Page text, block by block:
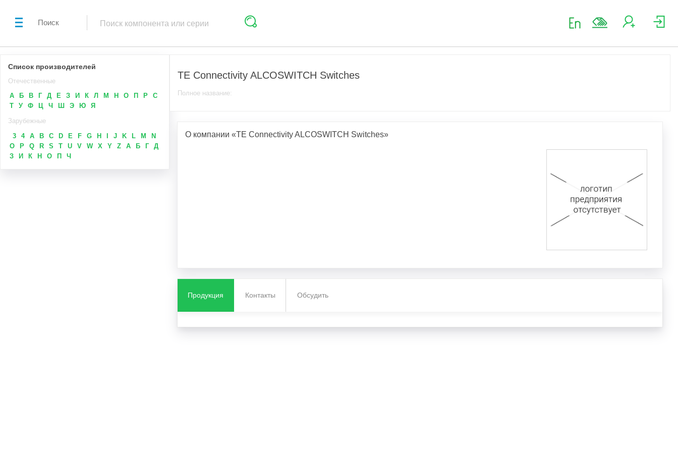
Поиск
Список производителей
Отечественные
А
Б В Г Д Е З И К Л М Н О П Р
С
Т
У Ф Ц Ч Ш Э Ю
Я
Зарубежные
3
4 A B C D E F G H J K L M
N
O
P Q R S T U V W X Y Z А Б Г
Д
З
И К Н О П Ч
TE Connectivity ALCOSWITCH Switches
Полное название:
О компании «TE Connectivity ALCOSWITCH Switches»
Продукция Контакты Обсудить